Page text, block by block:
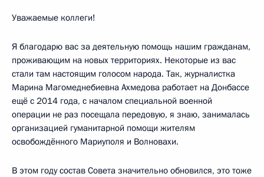
Уважаемые коллеги!
Я благодарю вас за деятельную помощь нашим гражданам,
проживающим на новых территориях. Некоторые из вас
стали там настоящим голосом народа. Так, журналистка
Марина Магомеднебиевна Ахмедова работает на Донбассе
ещё с 2014 года, с началом специальной военной
операции не раз посещала передовую, я знаю, занималась
организацией гуманитарной помощи жителям
освобождённого Мариуполя и Волновахи.
В этом году состав Совета значительно обновился, это тоже